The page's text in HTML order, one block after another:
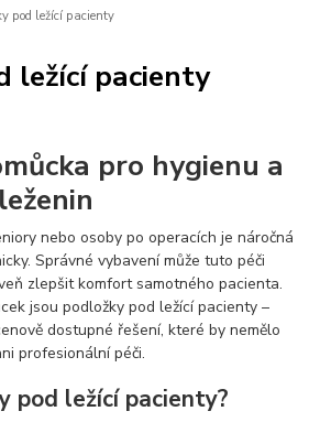
pod ležící pacienty
ležící pacienty
pro hygienu a
nebo osoby po operacích je náročná
Správné vybavení může tuto péči
zlepšit komfort samotného pacienta.
jsou podložky pod ležící pacienty –
dostupné řešení, které by nemělo
profesionální péči.
pod ležící pacienty?